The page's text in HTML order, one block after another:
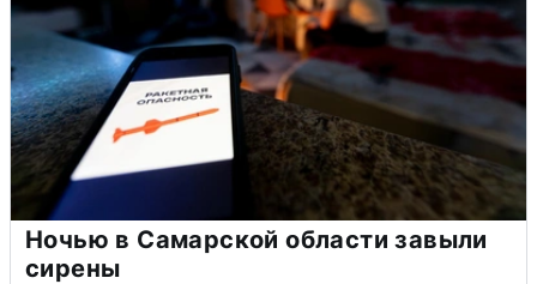
Ночью в Самарской области завыли
сирены